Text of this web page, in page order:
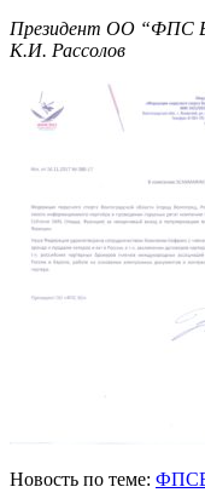
Президент ОО “ФПС
К.И. Рассолов
Новость по теме: